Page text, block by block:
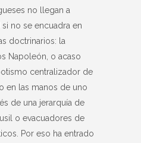
no llegan a
no se encuadra en
doctrinarios: la
Napoleón, o acaso
centralizador de
en las manos de uno
de una jerarquía de
o evacuadores de
Por eso ha entrado